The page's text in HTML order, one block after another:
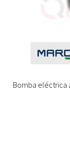
Bomba eléctrica